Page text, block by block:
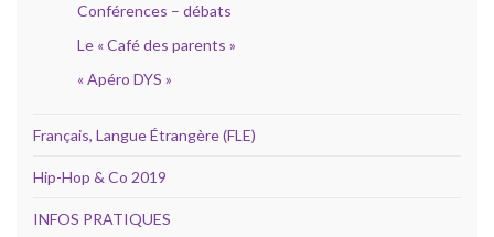
Conférences – débats
Le « Café des parents »
« Apéro DYS »
Français, Langue Étrangère (FLE)
Hip-Hop & Co 2019
INFOS PRATIQUES